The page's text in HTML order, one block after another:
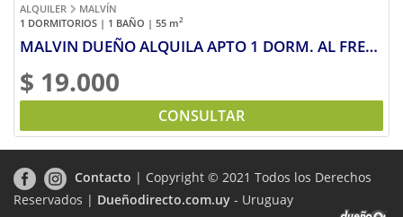
ALQUILER
MALVÍN
1 DORMITORIOS | 1 BAÑO | 55 m2
MALVIN DUEÑO ALQUILA APTO 1 DORM. AL FRENTE $ 19000 GARANTIA ANDA - CONTADURIA
$ 19.000
CONSULTAR
Contacto | Copyright © 2021 Todos los Derechos
Reservados | Dueñodirecto.com.uy - Uruguay